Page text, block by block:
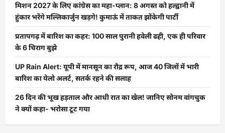
मिशन 2027 के लिए कांग्रेस का महा-प्लान: 8 अगस्त को हल्द्वानी में
हुंकार भरेंगे मल्लिकार्जुन खड़गे! कुमाऊं में ताकत झोंकेगी पार्टी
प्रतापगढ़ में बारिश का कहर: 100 साल पुरानी हवेली ढही, एक ही परिवार
के 6 चिराग बुझे
UP Rain Alert: यूपी में मानसून का रौद्र रूप, आज 40 जिलों में भारी
बारिश का येलो अलर्ट, सतर्क रहने की सलाह
26 दिन की भूख हड़ताल और आधी रात का खेल! जानिए सोनम वांगचुक
ने क्यों कहा- भरोसा टूट गया